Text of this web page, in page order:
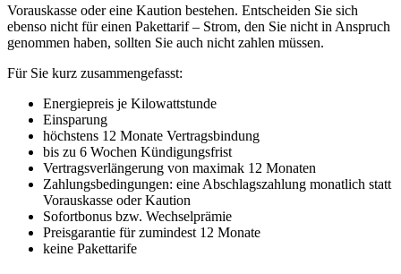
Vorauskasse oder eine Kaution bestehen. Entscheiden Sie sich
ebenso nicht für einen Pakettarif – Strom, den Sie nicht in Anspruch
genommen haben, sollten Sie auch nicht zahlen müssen.
Für Sie kurz zusammengefasst:
Energiepreis je Kilowattstunde
Einsparung
höchstens 12 Monate Vertragsbindung
bis zu 6 Wochen Kündigungsfrist
Vertragsverlängerung von maximak 12 Monaten
Zahlungsbedingungen: eine Abschlagszahlung monatlich statt
Vorauskasse oder Kaution
Sofortbonus bzw. Wechselprämie
Preisgarantie für zumindest 12 Monate
keine Pakettarife